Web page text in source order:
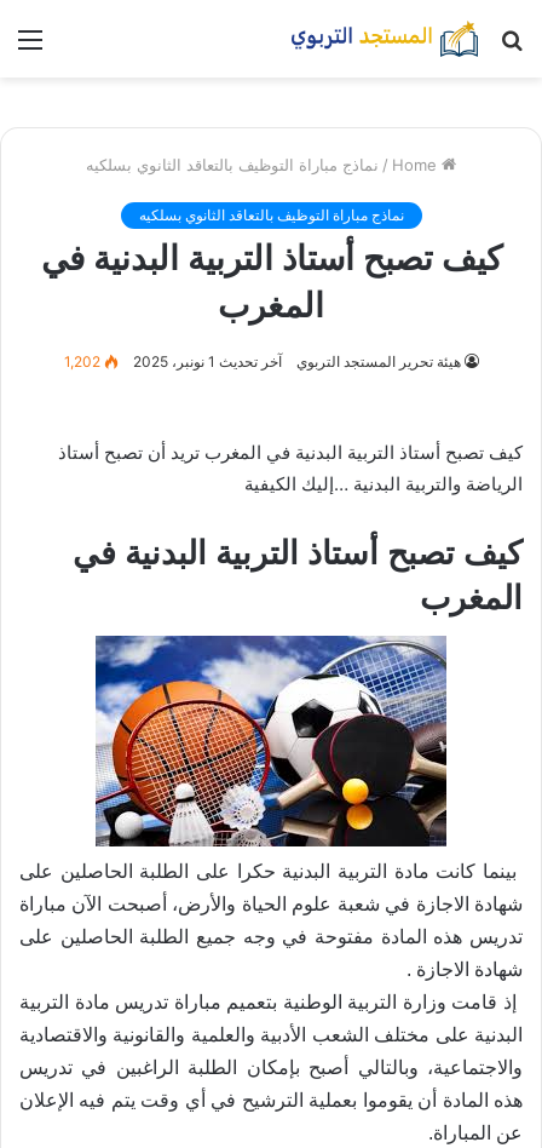
بحث
/ نماذج مباراة التوظيف بالتعاقد الثانوي بسلكيه
نماذج مباراة التوظيف بالتعاقد الثانوي بسلكيه
كيف تصبح أستاذ التربية البدنية في
المغرب
هيئة تحرير المستجد التربوي آخر تحديث 1 نونبر، 2025 1,202
كيف تصبح أستاذ التربية البدنية في المغرب تريد أن تصبح أستاذ
الرياضة والتربية البدنية …إليك الكيفية
كيف تصبح أستاذ التربية البدنية في
المغرب
بينما كانت مادة التربية البدنية حكرا على الطلبة الحاصلين على
شهادة الاجازة في شعبة علوم الحياة والأرض، أصبحت الآن مباراة
تدريس هذه المادة مفتوحة في وجه جميع الطلبة الحاصلين على
شهادة الاجازة .
إذ قامت وزارة التربية الوطنية بتعميم مباراة تدريس مادة التربية
البدنية على مختلف الشعب الأدبية والعلمية والقانونية والاقتصادية
والاجتماعية، وبالتالي أصبح بإمكان الطلبة الراغبين في تدريس
هذه المادة أن يقوموا بعملية الترشيح في أي وقت يتم فيه الإعلان
عن المباراة.